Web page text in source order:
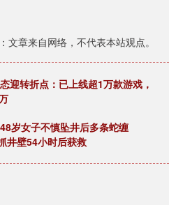
文章来自网络，不代表本站观点。
迎转折点：已上线超1万款游戏，
岁女子不慎坠井后多条蛇缠
井壁54小时后获救